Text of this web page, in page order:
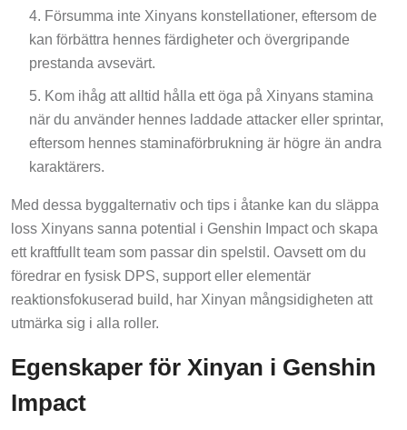
Försumma inte Xinyans konstellationer, eftersom de
kan förbättra hennes färdigheter och övergripande
prestanda avsevärt.
Kom ihåg att alltid hålla ett öga på Xinyans stamina
när du använder hennes laddade attacker eller sprintar,
eftersom hennes staminaförbrukning är högre än andra
karaktärers.
Med dessa byggalternativ och tips i åtanke kan du släppa
loss Xinyans sanna potential i Genshin Impact och skapa
ett kraftfullt team som passar din spelstil. Oavsett om du
föredrar en fysisk DPS, support eller elementär
reaktionsfokuserad build, har Xinyan mångsidigheten att
utmärka sig i alla roller.
Egenskaper för Xinyan i Genshin
Impact